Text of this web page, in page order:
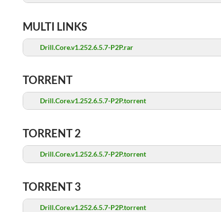
MULTI LINKS
Drill.Core.v1.252.6.5.7-P2P.rar
TORRENT
Drill.Core.v1.252.6.5.7-P2P.torrent
TORRENT 2
Drill.Core.v1.252.6.5.7-P2P.torrent
TORRENT 3
Drill.Core.v1.252.6.5.7-P2P.torrent